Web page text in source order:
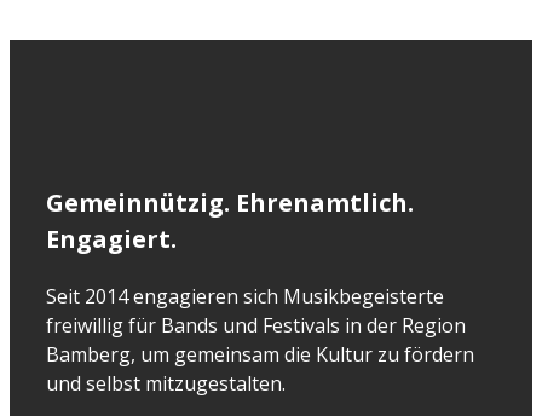
Gemeinnützig. Ehrenamtlich.
Engagiert.
Seit 2014 engagieren sich Musikbegeisterte
freiwillig für Bands und Festivals in der Region
Bamberg, um gemeinsam die Kultur zu fördern
und selbst mitzugestalten.